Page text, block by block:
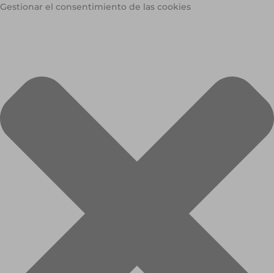
Gestionar el consentimiento de las cookies